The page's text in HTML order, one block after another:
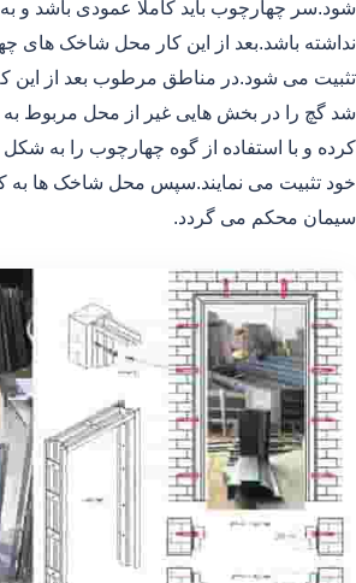
شود.سر چهارچوب باید کاملا عمودی باشد و
نداشته باشد.بعد از این کار محل شاخک های
تثبیت می شود.در مناطق مرطوب بعد از
شد گچ را در بخش هایی غیر از محل مربوط
کرده و با استفاده از گوه چهارچوب را به
خود تثبیت می نمایند.سپس محل شاخک ها به
سیمان محکم می گردد.